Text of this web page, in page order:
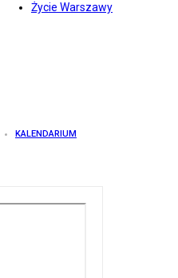
Życie Warszawy
KALENDARIUM